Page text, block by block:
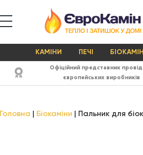
КАМІНИ ПЕЧІ
Офіційний представник
європейських виробників
Головна Біокаміни Пальник для